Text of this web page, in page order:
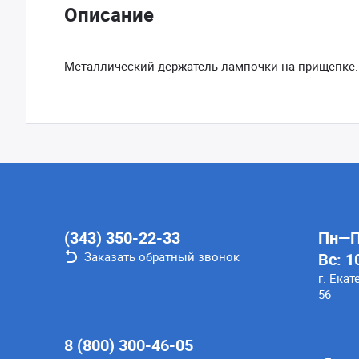
Описание
Металлический держатель лампочки на
(343) 350-22-33
Заказать обратный звонок
8 (800) 300-46-05
Вс:
г.
56